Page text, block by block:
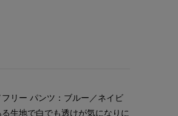
リー パンツ：ブルー／ネイビ
生地で白でも透けが気になりに